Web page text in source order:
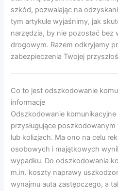
szkód, pozwalając na
tym artykule wyjaśnimy, jak
narzędzia, by nie pozostać bez
drogowym. Razem odkryjemy
zabezpieczenia Twojej
Co to jest odszkodowanie
informacje
Odszkodowanie
przysługujące
lub kolizjach. Ma ono na celu
osobowych i majątkowych
wypadku. Do odszkodowania
m.in. koszty naprawy
wynajmu auta zastępczego, a